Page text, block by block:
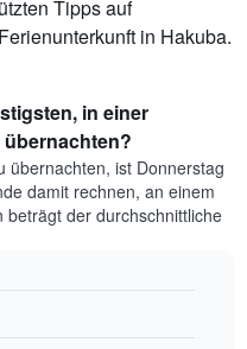
Tipps auf
in Hakuba.
in einer
übernachten, ist Donnerstag
damit rechnen, an einem
beträgt der durchschnittliche